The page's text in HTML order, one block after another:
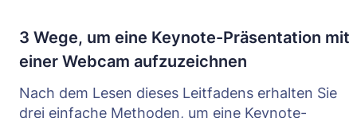
3 Wege, um eine Keynote-Präsentation mit
einer Webcam aufzuzeichnen
Nach dem Lesen dieses Leitfadens erhalten Sie
drei einfache Methoden, um eine Keynote-